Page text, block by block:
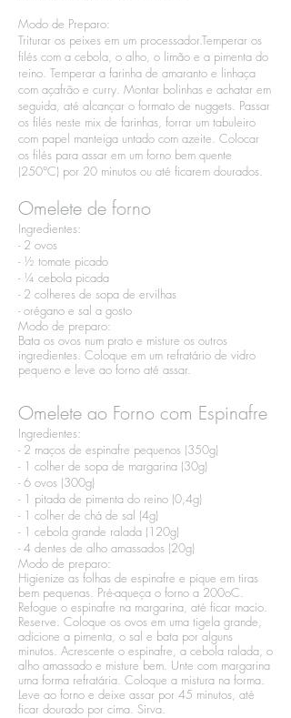
Modo de Preparo:
Triturar os peixes em um processador.Temperar os
filés com a cebola, o alho, o limão e a pimenta do
reino. Temperar a farinha de amaranto e linhaça
com açafrão e curry. Montar bolinhas e achatar em
seguida, até alcançar o formato de nuggets. Passar
os filés neste mix de farinhas, forrar um tabuleiro
com papel manteiga untado com azeite. Colocar
os filés para assar em um forno bem quente
(250°C) por 20 minutos ou até ficarem dourados.
Omelete de forno
Ingredientes:​
- 2 ovos​
- ½ tomate picado​
- ¼ cebola picada​
- 2 colheres de sopa de ervilhas​
- orégano e sal a gosto
Modo de preparo:​
Bata os ovos num prato e misture os outros
ingredientes. Coloque em um refratário de vidro
pequeno e leve ao forno até assar.
Omelete ao Forno com Espinafre
Ingredientes:​
- 2 maços de espinafre pequenos (350g)​
- 1 colher de sopa de margarina (30g)​
- 6 ovos (300g)​
- 1 pitada de pimenta do reino (0,4g)​
- 1 colher de chá de sal (4g)​
- 1 cebola grande ralada (120g)​
- 4 dentes de alho amassados (20g)
Modo de preparo:​
Higienize as folhas de espinafre e pique em tiras
bem pequenas. Pré-aqueça o forno a 200oC.
Refogue o espinafre na margarina, até ficar macio.
Reserve. Coloque os ovos em uma tigela grande,
adicione a pimenta, o sal e bata por alguns
minutos. Acrescente o espinafre, a cebola ralada, o
alho amassado e misture bem. Unte com margarina
uma forma refratária. Coloque a mistura na forma.
Leve ao forno e deixe assar por 45 minutos, até
ficar dourado por cima. Sirva.